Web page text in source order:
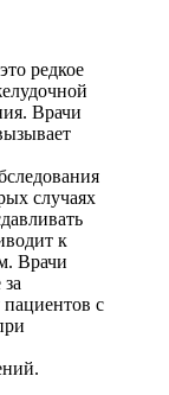
редкое
Врачи
случаях
к
Врачи
с